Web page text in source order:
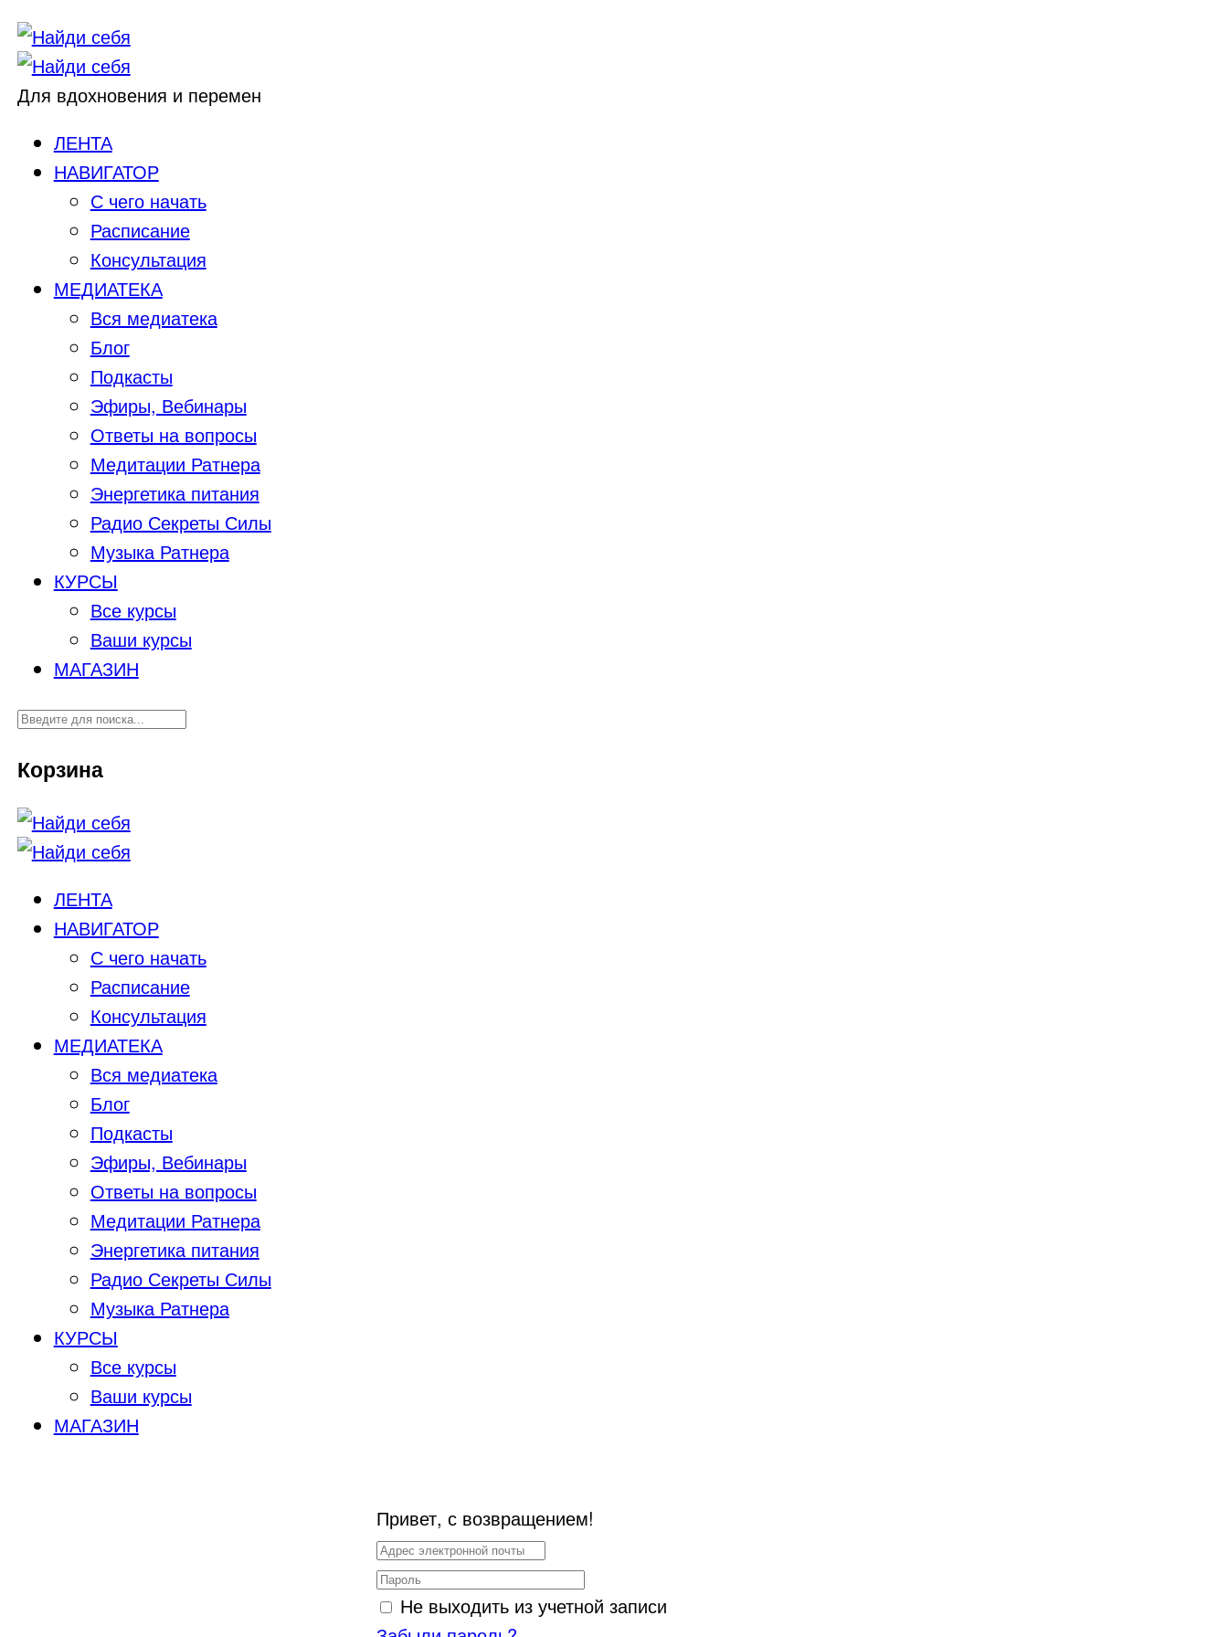
Для вдохновения и перемен
ЛЕНТА
НАВИГАТОР
С чего начать
Расписание
Консультация
МЕДИАТЕКА
Вся медиатека
Блог
Подкасты
Эфиры, Вебинары
Ответы на вопросы
Медитации Ратнера
Энергетика питания
Радио Секреты Силы
Музыка Ратнера
КУРСЫ
Все курсы
Ваши курсы
МАГАЗИН
Корзина
ЛЕНТА
НАВИГАТОР
С чего начать
Расписание
Консультация
МЕДИАТЕКА
Вся медиатека
Блог
Подкасты
Эфиры, Вебинары
Ответы на вопросы
Медитации Ратнера
Энергетика питания
Радио Секреты Силы
Музыка Ратнера
КУРСЫ
Все курсы
Ваши курсы
МАГАЗИН
Привет, с возвращением!
Не выходить из учетной записи